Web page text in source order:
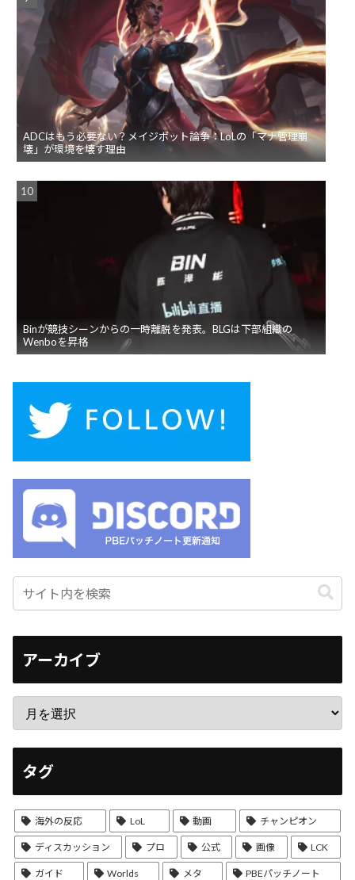
ADCはもう必要ない？メイジボット論争：LoLの「マナ管理崩
壊」が環境を壊す理由
Binが競技シーンからの一時離脱を発表。BLGは下部組織の
Wenboを昇格
アーカイブ
タグ
海外の反応 LoL 動画 チャンピオン
ディスカッション プロ 公式 画像 LCK
ガイド Worlds メタ PBEパッチノート